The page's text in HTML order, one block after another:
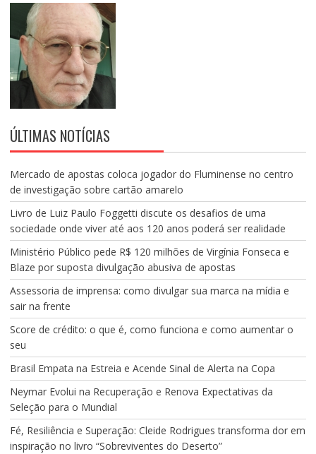
ÚLTIMAS NOTÍCIAS
Mercado de apostas coloca jogador do Fluminense no centro
de investigação sobre cartão amarelo
Livro de Luiz Paulo Foggetti discute os desafios de uma
sociedade onde viver até aos 120 anos poderá ser realidade
Ministério Público pede R$ 120 milhões de Virgínia Fonseca e
Blaze por suposta divulgação abusiva de apostas
Assessoria de imprensa: como divulgar sua marca na mídia e
sair na frente
Score de crédito: o que é, como funciona e como aumentar o
seu
Brasil Empata na Estreia e Acende Sinal de Alerta na Copa
Neymar Evolui na Recuperação e Renova Expectativas da
Seleção para o Mundial
Fé, Resiliência e Superação: Cleide Rodrigues transforma dor em
inspiração no livro “Sobreviventes do Deserto”